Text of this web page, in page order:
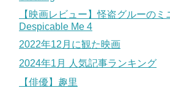
【映画レビュー】怪盗グルーのミ
Despicable Me 4
2022年12月に観た映画
2024年1月 人気記事ランキング
【俳優】趣里